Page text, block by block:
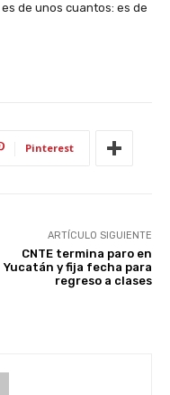
de unos cuantos: es de
Pinterest
ARTÍCULO SIGUIENTE
CNTE termina paro en
Yucatán y fija fecha para
regreso a clases